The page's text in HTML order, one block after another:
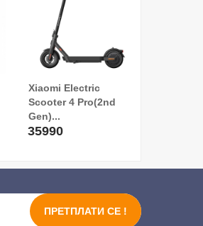
Xiaomi Electric
Scooter 4 Pro(2nd
Gen)...
35990
ПРЕТПЛАТИ СЕ !